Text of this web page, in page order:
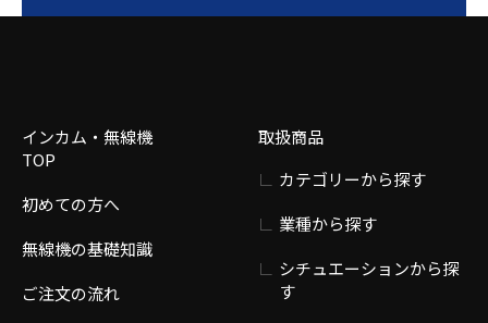
インカム・無線機
TOP
初めての方へ
無線機の基礎知識
ご注文の流れ
取扱商品
カテゴリーから探す
業種から探す
シチュエーションから探
す